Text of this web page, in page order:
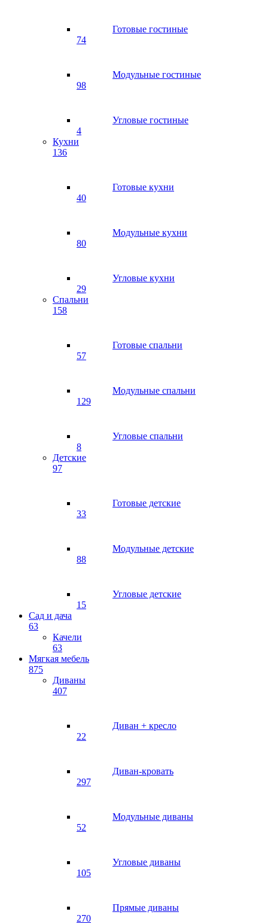
Готовые гостиные
74
Модульные гостиные
98
Угловые гостиные
4
Кухни
136
Готовые кухни
40
Модульные кухни
80
Угловые кухни
29
Спальни
158
Готовые спальни
57
Модульные спальни
129
Угловые спальни
8
Детские
97
Готовые детские
33
Модульные детские
88
Угловые детские
15
Сад и дача
63
Качели
63
Мягкая мебель
875
Диваны
407
Диван + кресло
22
Диван-кровать
297
Модульные диваны
52
Угловые диваны
105
Прямые диваны
270